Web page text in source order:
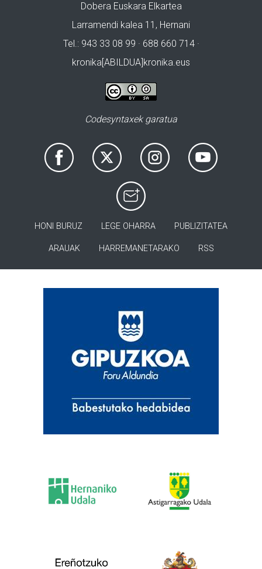
Dobera Euskara Elkartea
Larramendi kalea 11, Hernani
Tel.: 943 33 08 99 · 688 660 714 ·
kronika[ABILDUA]kronika.eus
Codesyntaxek garatua
HONI BURUZ LEGE OHARRA PUBLIZITATEA
ARAUAK HARREMANETARAKO RSS